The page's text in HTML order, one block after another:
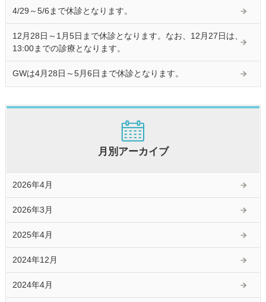
4/29～5/6まで休診となります。
12月28日～1月5日まで休診となります。なお、12月27日は、
13:00までの診療となります。
GWは4月28日～5月6日まで休診となります。
月別アーカイブ
2026年4月
2026年3月
2025年4月
2024年12月
2024年4月